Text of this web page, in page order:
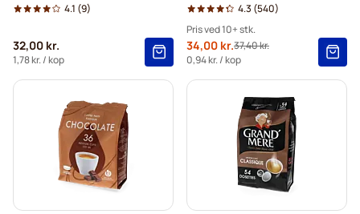
4.1 (9)
32,00 kr.
1,78 kr./ kop
4.3 (540)
Pris ved 10+ stk.
Tilbudspris
34,00 kr.Normalpris
37,40 kr.
0,94 kr./ kop
1 =37,40 kr.
5+ =35,70 kr.
10+ =34,00 kr.